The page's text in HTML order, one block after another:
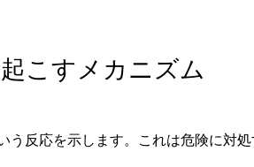
こすメカニズム
う反応を示します。これは危険に対